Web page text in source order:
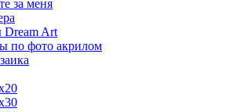
за меня
Dream Art
по фото акрилом